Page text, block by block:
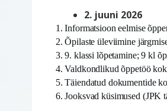
2. juuni 2026
1. Informatsioon eelmise
2. Õpilaste üleviimine
3. 9. klassi lõpetamine; 9 kl
4. Valdkondlikud õppetöö
5. Täiendatud dokumentide
6. Jooksvad küsimused (JPK